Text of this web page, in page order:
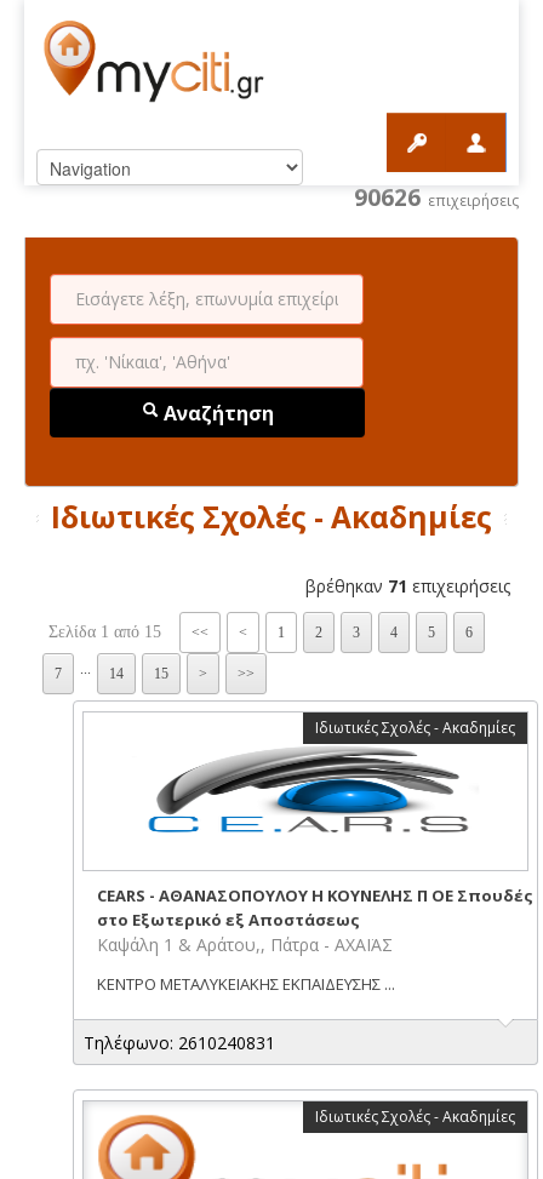
90626 επιχειρήσεις
Αναζήτηση
Ιδιωτικές Σχολές - Ακαδημίες
βρέθηκαν 71 επιχειρήσεις
Σελίδα 1 από 15 << < 1 2 3 4 5 6
7 14 15 > >>
Ιδιωτικές Σχολές - Ακαδημίες
CEARS - ΑΘΑΝΑΣΟΠΟΥΛΟΥ Η ΚΟΥΝΕΛΗΣ Π ΟΕ Σπουδές
στο Εξωτερικό εξ Αποστάσεως
Καψάλη 1 & Αράτου,, Πάτρα - ΑΧΑΪΑΣ
ΚΕΝΤΡΟ ΜΕΤΑΛΥΚΕΙΑΚΗΣ ΕΚΠΑΙΔΕΥΣΗΣ ...
Τηλέφωνο: 2610240831
Ιδιωτικές Σχολές - Ακαδημίες